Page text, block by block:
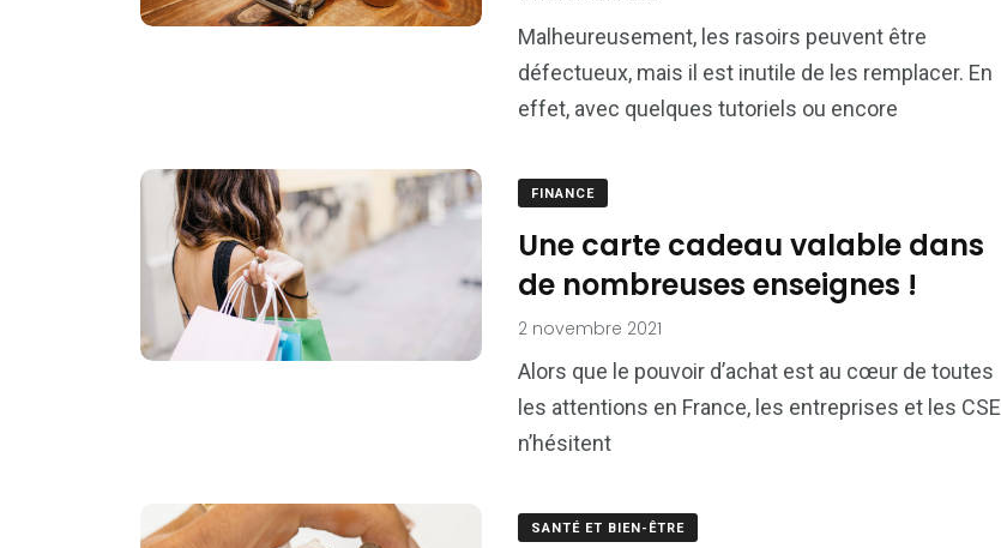
Malheureusement, les rasoirs peuvent être
défectueux, mais il est inutile de les remplacer. En
effet, avec quelques tutoriels ou encore
FINANCE
Une carte cadeau valable dans
de nombreuses enseignes !
2 novembre 2021
Alors que le pouvoir d’achat est au cœur de toutes
les attentions en France, les entreprises et les CSE
n’hésitent
SANTÉ ET BIEN-ÊTRE